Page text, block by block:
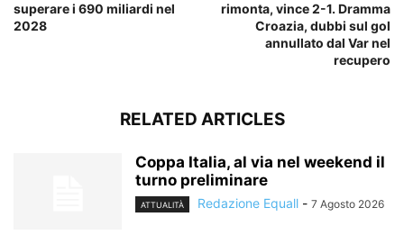
superare i 690 miliardi nel
2028
rimonta, vince 2-1. Dramma
Croazia, dubbi sul gol
annullato dal Var nel
recupero
RELATED ARTICLES
Coppa Italia, al via nel weekend il
turno preliminare
ATTUALITÀ Redazione Equall - 7 Agosto 2026